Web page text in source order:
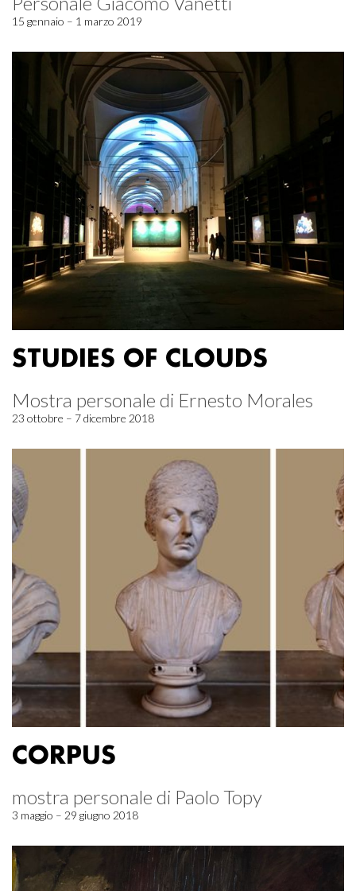
15 gennaio – 1 marzo 2019
STUDIES OF CLOUDS
Mostra personale di Ernesto Morales
23 ottobre – 7 dicembre 2018
CORPUS
mostra personale di Paolo Topy
3 maggio – 29 giugno 2018